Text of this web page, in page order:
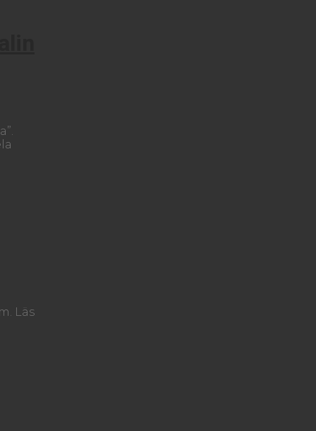
Läs